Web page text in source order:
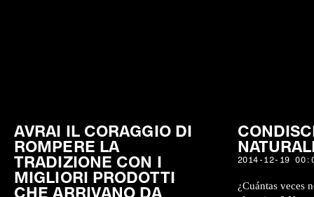
AVRAI IL CORAGGIO DI
ROMPERE LA
TRADIZIONE CON I
MIGLIORI PRODOTTI
CHE ARRIVANO DA
2014-12-19
¿Cuántas veces